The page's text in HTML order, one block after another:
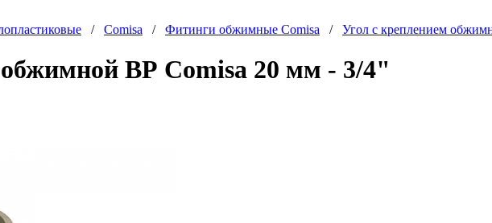
/ Comisa / Фитинги обжимные Comisa / Угол с креплением
ВР Comisa 20 мм - 3/4"